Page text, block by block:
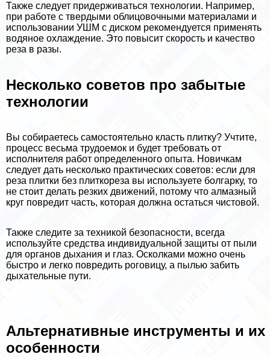
Также следует придерживаться технологии. Например,
при работе с твердыми облицовочными материалами и
использовании УШМ с диском рекомендуется применять
водяное охлаждение. Это повысит скорость и качество
реза в разы.
Несколько советов про забытые
технологии
Вы собираетесь самостоятельно класть плитку? Учтите,
процесс весьма трудоемок и будет требовать от
исполнителя работ определенного опыта. Новичкам
следует дать несколько пpaктических советов: если для
реза плитки без плиткореза вы используете болгарку, то
не стоит делать резких движений, потому что алмазный
круг повредит часть, которая должна остаться чистовой.
Также следите за техникой безопасности, всегда
используйте средства индивидуальной защиты от пыли
для органов дыхания и глаз. Осколками можно очень
быстро и легко повредить роговицу, а пылью забить
дыхательные пути.
Альтернативные инструменты и их
особенности